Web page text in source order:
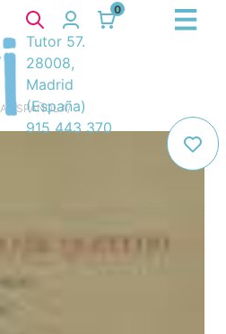
0
Tutor 57.
28008,
Madrid
(España)
915 443 370
ESPAÑOLA/